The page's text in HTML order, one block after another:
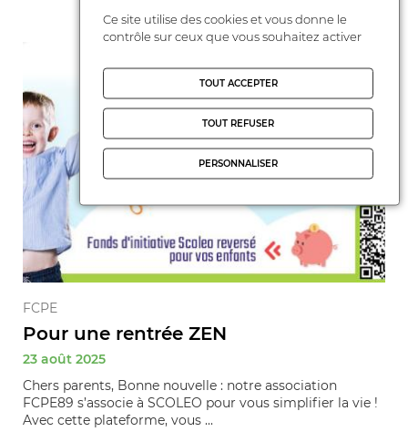
FCPE
Pour une rentrée ZEN
23 août 2025
Chers parents, Bonne nouvelle : notre association
FCPE89 s’associe à SCOLEO pour vous simplifier la vie !
Avec cette plateforme, vous ...
Ce site utilise des cookies et vous donne le
contrôle sur ceux que vous souhaitez activer
TOUT ACCEPTER
TOUT REFUSER
PERSONNALISER